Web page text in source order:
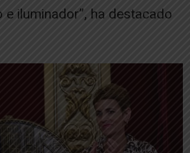
iluminador”, ha destacado